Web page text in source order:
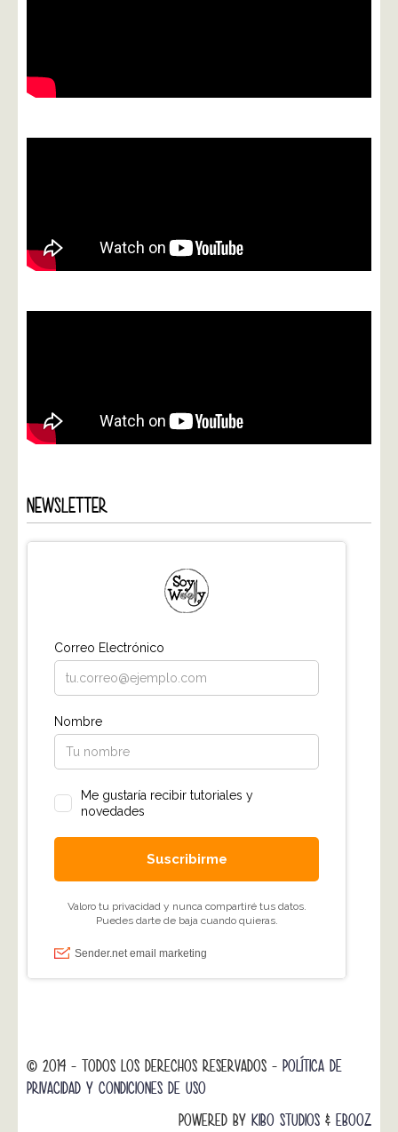
NEWSLETTER
© 2014 - TODOS LOS DERECHOS RESERVADOS - POLÍTICA DE
PRIVACIDAD Y CONDICIONES DE USO
POWERED BY KIBO STUDIOS & EBOOZ